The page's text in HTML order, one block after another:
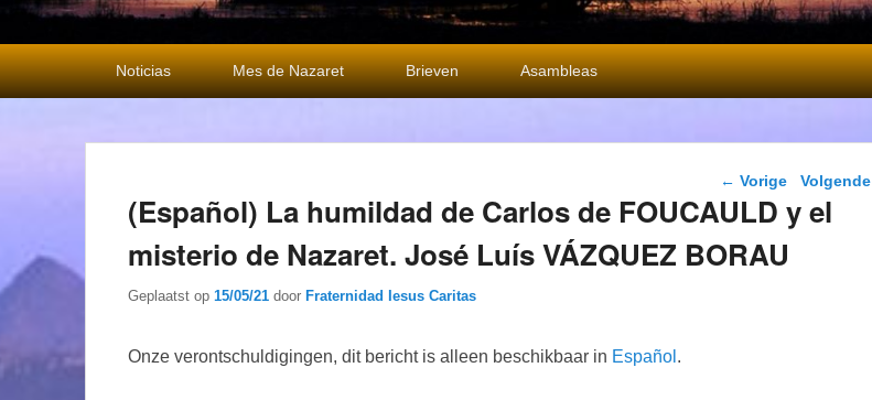
Primair
menu
Noticias Mes de Nazaret Brieven Asambleas
Berichtnavigatie
← Vorige Volgende
(Español) La humildad de Carlos de FOUCAULD y el
misterio de Nazaret. José Luís VÁZQUEZ BORAU
Geplaatst op 15/05/21 door Fraternidad Iesus Caritas
Onze verontschuldigingen, dit bericht is alleen beschikbaar in Español .